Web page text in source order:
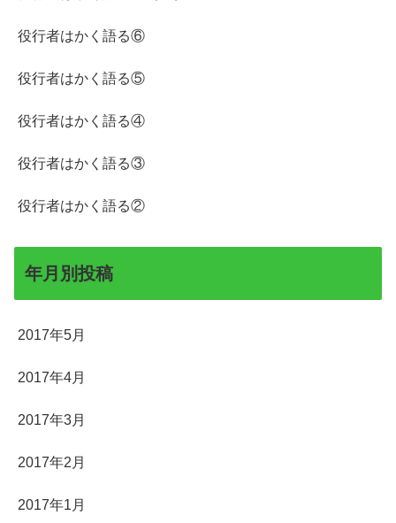
役行者はかく語る⑥
役行者はかく語る⑤
役行者はかく語る④
役行者はかく語る③
役行者はかく語る②
年月別投稿
2017年5月
2017年4月
2017年3月
2017年2月
2017年1月